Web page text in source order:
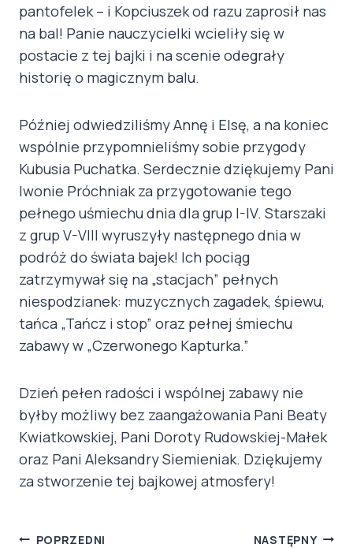
pantofelek – i Kopciuszek od razu zaprosił nas
na bal! Panie nauczycielki wcieliły się w
postacie z tej bajki i na scenie odegrały
historię o magicznym balu.
Później odwiedziliśmy Annę i Elsę, a na koniec
wspólnie przypomnieliśmy sobie przygody
Kubusia Puchatka. Serdecznie dziękujemy Pani
Iwonie Próchniak za przygotowanie tego
pełnego uśmiechu dnia dla grup I-IV. Starszaki
z grup V-VIII wyruszyły następnego dnia w
podróż do świata bajek! Ich pociąg
zatrzymywał się na „stacjach” pełnych
niespodzianek: muzycznych zagadek, śpiewu,
tańca „Tańcz i stop” oraz pełnej śmiechu
zabawy w „Czerwonego Kapturka.”
Dzień pełen radości i wspólnej zabawy nie
byłby możliwy bez zaangażowania Pani Beaty
Kwiatkowskiej, Pani Doroty Rudowskiej-Małek
oraz Pani Aleksandry Siemieniak. Dziękujemy
za stworzenie tej bajkowej atmosfery!
NAWIGACJA
POPRZEDNI NASTĘPNY